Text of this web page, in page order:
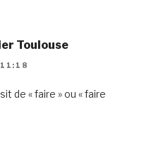
Toulouse
de « faire » ou « faire